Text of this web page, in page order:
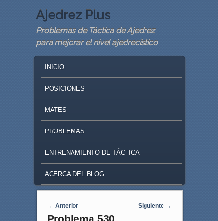
Ajedrez Plus
Problemas de Táctica de Ajedrez
para mejorar el nivel ajedrecístico
SKIP TO PRIMARY CONTENT
SKIP TO SECONDARY CONTENT
INICIO
POSICIONES
MATES
PROBLEMAS
ENTRENAMIENTO DE TÁCTICA
ACERCA DEL BLOG
Navegaci�n de entradas
← Anterior Siguiente →
Problema 530